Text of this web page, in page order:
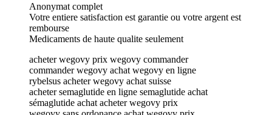
Anonymat complet
Votre entiere satisfaction est garantie ou votre argent est
rembourse
Medicaments de haute qualite seulement
acheter wegovy prix wegovy commander
commander wegovy achat wegovy en ligne
rybelsus acheter wegovy achat suisse
acheter semaglutide en ligne semaglutide achat
sémaglutide achat acheter wegovy prix